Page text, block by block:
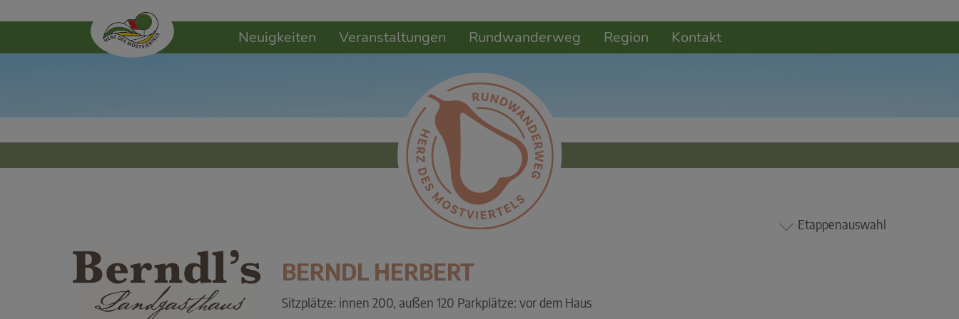
Neuigkeiten Veranstaltungen Rundwanderweg Region Kontakt
Etappenauswahl
BERNDL HERBERT
Sitzplätze: innen 200, außen 120 Parkplätze: vor dem Haus